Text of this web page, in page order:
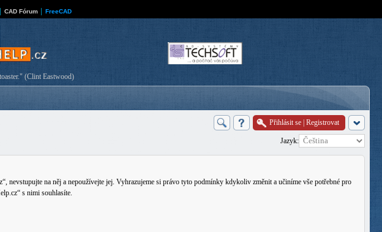
CAD Fórum FreeCAD
(Clint Eastwood)
Přihlásit se Registrovat
Jazyk:
na něj a nepoužívejte jej. Vyhrazujeme si právo tyto podmínky kdykoliv změnit a učiníme vše potřebné pro
s nimi souhlasíte.